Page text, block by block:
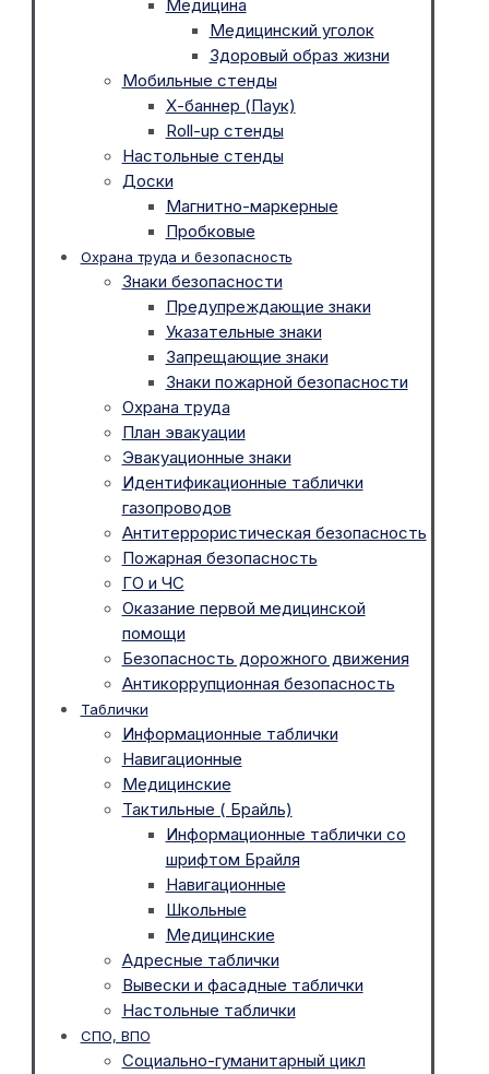
Медицина
Медицинский уголок
Здоровый образ жизни
Мобильные стенды
Х-баннер (Паук)
Roll-up стенды
Настольные стенды
Доски
Магнитно-маркерные
Пробковые
Охрана труда и безопасность
Знаки безопасности
Предупреждающие знаки
Указательные знаки
Запрещающие знаки
Знаки пожарной безопасности
Охрана труда
План эвакуации
Эвакуационные знаки
Идентификационные таблички
газопроводов
Антитеррористическая безопасность
Пожарная безопасность
ГО и ЧС
Оказание первой медицинской
помощи
Безопасность дорожного движения
Антикоррупционная безопасность
Таблички
Информационные таблички
Навигационные
Медицинские
Тактильные ( Брайль)
Информационные таблички со
шрифтом Брайля
Навигационные
Школьные
Медицинские
Адресные таблички
Вывески и фасадные таблички
Настольные таблички
СПО, ВПО
Социально-гуманитарный цикл